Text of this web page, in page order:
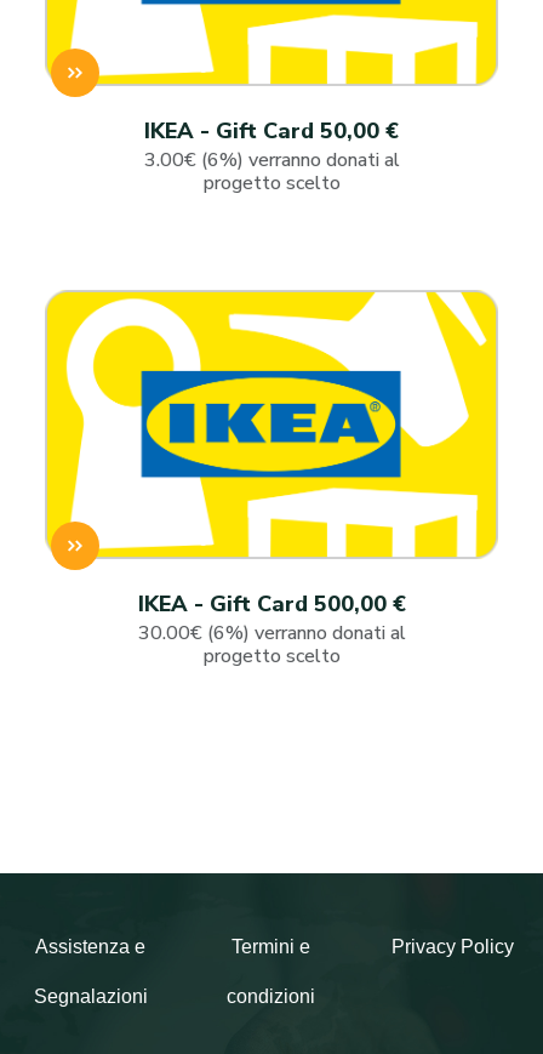
IKEA - Gift Card 50,00 €
3.00€ (6%) verranno donati al
progetto scelto
IKEA - Gift Card 500,00 €
30.00€ (6%) verranno donati al
progetto scelto
Assistenza e
Segnalazioni
Termini e
condizioni
Privacy Policy